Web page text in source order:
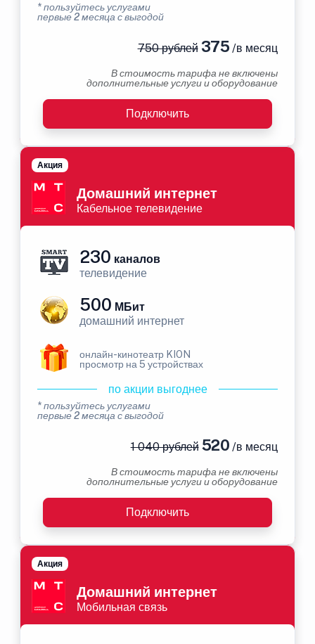
* пользуйтесь услугами
первые 2 месяца с выгодой
750 рублей375 /в месяц
В стоимость тарифа не включены
дополнительные услуги и оборудование
Подключить
Домашний интернет
Кабельное телевидение
Акция
230 каналов
телевидение
500 МБит
домашний интернет
онлайн-кинотеатр KION
просмотр на 5 устройствах
по акции выгоднее
* пользуйтесь услугами
первые 2 месяца с выгодой
1 040 рублей520 /в месяц
В стоимость тарифа не включены
дополнительные услуги и оборудование
Подключить
Домашний интернет
Мобильная связь
Акция